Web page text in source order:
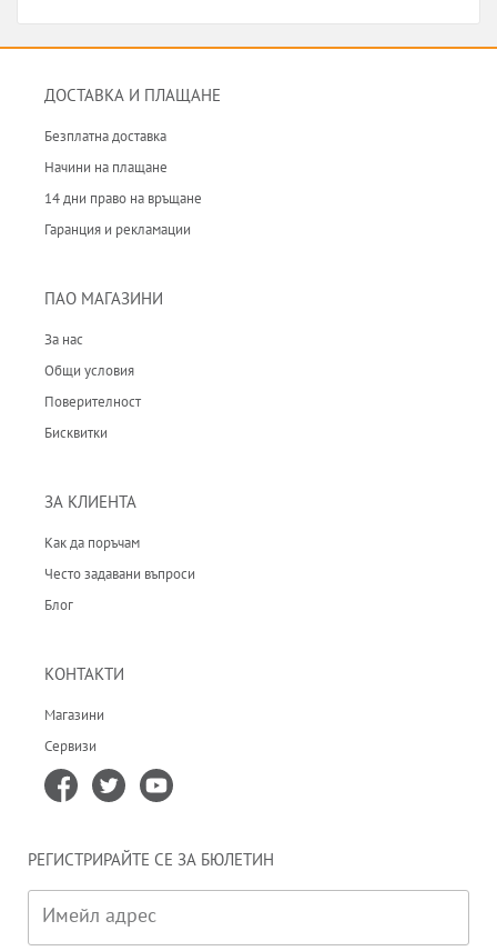
ДОСТАВКА И ПЛАЩАНЕ
Безплатна доставка
Начини на плащане
14 дни право на връщане
Гаранция и рекламации
ПАО МАГАЗИНИ
За нас
Общи условия
Поверителност
Бисквитки
ЗА КЛИЕНТА
Как да поръчам
Често задавани въпроси
Блог
КОНТАКТИ
Магазини
Сервизи
РЕГИСТРИРАЙТЕ СЕ ЗА БЮЛЕТИН
Имейл адрес